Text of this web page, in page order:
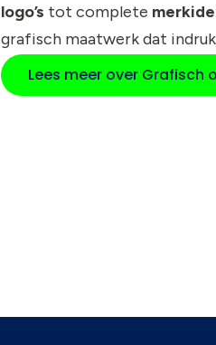
logo’s tot complete
grafisch maatwerk dat
Lees meer over Grafisch